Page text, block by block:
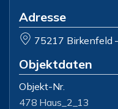
Adresse
75217 Birkenfeld
Objektdaten
Objekt-Nr.
478 Haus_2_13